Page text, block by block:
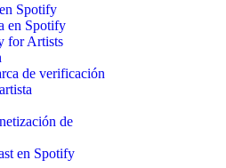
Spotify
en Spotify
for Artists
de verificación
de
en Spotify